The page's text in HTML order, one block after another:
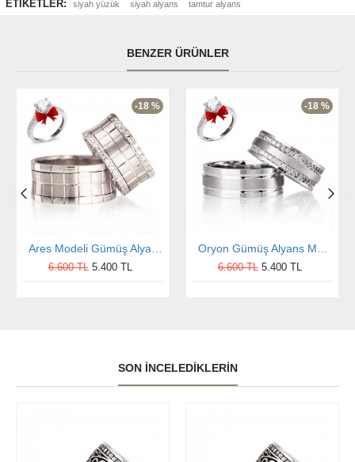
ETIKETLER: siyah yüzük siyah alyans tamtur alyans
BENZER ÜRÜNLER
-18 %
6.600 TL 5.400 TL
-18 %
6.600 TL 5.400 TL
SON İNCELEDIKLERIN